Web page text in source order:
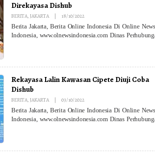
Direkayasa Dishub
BERITA,JAKARTA | 18/10/2022By
Berita Jakarta, Berita Online Indonesia Di Online News
Indonesia, www.olnewsindonesia.com Dinas
Rekayasa Lalin Kawasan Cipete Diuji Coba
Dishub
BERITA,JAKARTA | 03/10/2022By
Berita Jakarta, Berita Online Indonesia Di Online News
Indonesia, www.olnewsindonesia.com Dinas